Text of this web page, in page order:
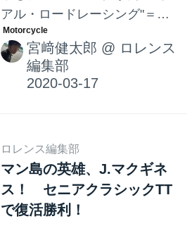
アル・ロードレーシング"＝公
道レースであるマン島TTレー
スですが、3月の段階で今年度
の開催中止を決定しまし
た・・・。
宮﨑健太郎 @ ロレンス
編集部
ロレンス編集部
マン島の英雄、J.マクギネ
ス！ セニアクラシックTT
で復活勝利！